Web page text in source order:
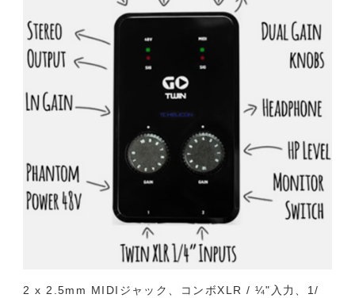
2 x 2.5mm MIDIジャック、コンボXLR / ¼"入力、1/